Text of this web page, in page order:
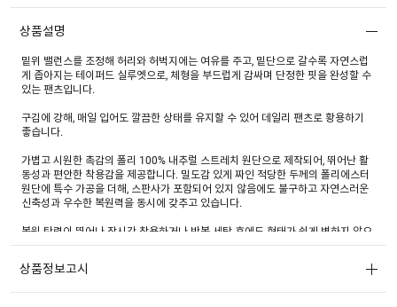
상품설명
밑위 밸런스를 조정해 허리와 허벅지에는 여유를 주고, 밑단으로 갈수록 자연스럽
게 좁아지는 테이퍼드 실루엣으로, 체형을 부드럽게 감싸며 단정한 핏을 완성할 수
있는 팬츠입니다.
구김에 강해, 매일 입어도 깔끔한 상태를 유지할 수 있어 데일리 팬츠로 황용하기
좋습니다.
가볍고 시원한 촉감의 폴리 100% 내추럴 스트레치 원단으로 제작되어, 뛰어난 활
동성과 편안한 착용감을 제공합니다. 밀도감 있게 짜인 적당한 두께의 폴리에스터
원단에 특수 가공을 더해, 스판사가 포함되어 있지 않음에도 불구하고 자연스러운
신축성과 우수한 복원력을 동시에 갖추고 있습니다.
복원 탄력이 뛰어나 장시간 착용하거나 반복 세탁 후에도 형태가 쉽게 변하지 않으
며, 흐트러짐 없이 깔끔한 핏을 유지해 줍니다.
감에는 내구성이 뛰어난 YKK社의 지퍼를 사용해 완성도를 높였습니다.
상품정보고시